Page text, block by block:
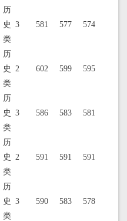
历
史
类
3 581 577 574
历
史
类
2 602 599 595
历
史
类
3 586 583 581
历
史
类
2 591 591 591
历
史
类
3 590 583 578